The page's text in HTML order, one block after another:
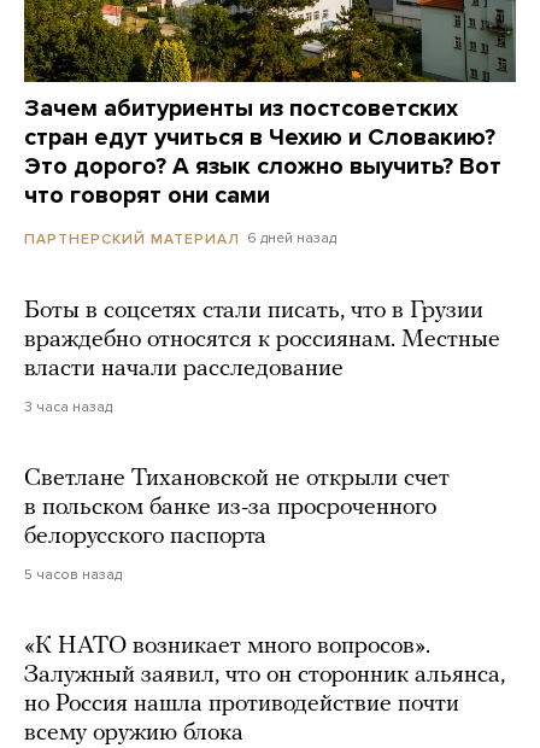
Зачем абитуриенты из постсоветских
стран едут учиться в Чехию и Словакию?
Это дорого? А язык сложно выучить? Вот
что говорят они сами
ПАРТНЕРСКИЙ МАТЕРИАЛ 6 дней назад
Боты в соцсетях стали писать, что в Грузии
враждебно относятся к россиянам. Местные
власти начали расследование
3 часа назад
Светлане Тихановской не открыли счет
в польском банке из-за просроченного
белорусского паспорта
5 часов назад
«К НАТО возникает много вопросов».
Залужный заявил, что он сторонник альянса,
но Россия нашла противодействие почти
всему оружию блока